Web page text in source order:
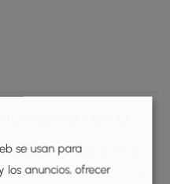
la próxima generación de
para el autismo y
se usan para
los anuncios, ofrecer